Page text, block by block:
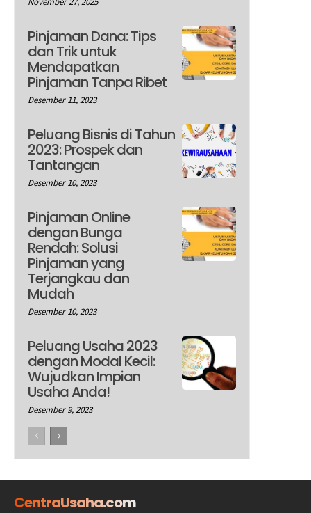
Pinjaman Dana: Tips
dan Trik untuk
Mendapatkan
Pinjaman Tanpa Ribet
Desember 11, 2023
Peluang Bisnis di Tahun
2023: Prospek dan
Tantangan
Desember 10, 2023
Pinjaman Online
dengan Bunga
Rendah: Solusi
Pinjaman yang
Terjangkau dan
Mudah
Desember 10, 2023
Peluang Usaha 2023
dengan Modal Kecil:
Wujudkan Impian
Usaha Anda!
Desember 9, 2023
CentraUsaha.com